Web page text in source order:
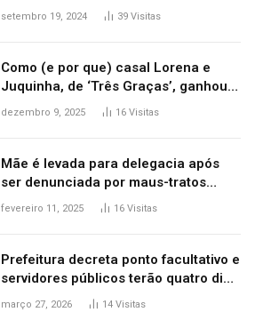
durante confusão no trânsito
setembro 19, 2024 39 Visitas
Como (e por que) casal Lorena e
Juquinha, de ‘Três Graças’, ganhou
repercussão internacional
dezembro 9, 2025 16 Visitas
Mãe é levada para delegacia após
ser denunciada por maus-tratos
contra dois filhos, diz polícia
fevereiro 11, 2025 16 Visitas
Prefeitura decreta ponto facultativo e
servidores públicos terão quatro dias
de folga na Semana Santa
março 27, 2026 14 Visitas